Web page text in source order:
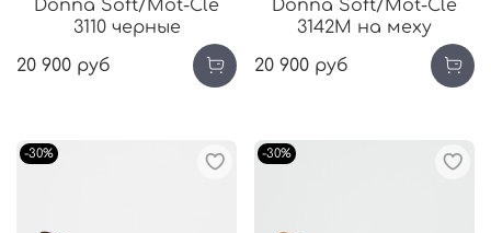
Donna Soft/Mot-Cle
3110 черные
20 900 руб
Donna Soft/Mot-Cle
3142М на меху
20 900 руб
-30% -30%